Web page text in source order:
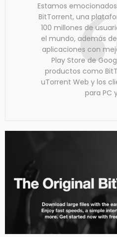
Estamos
BitTorrent, una
100 millones de
el mundo, además
aplicaciones con
Play Store de
productos como
uTorrent Web y los
para PC